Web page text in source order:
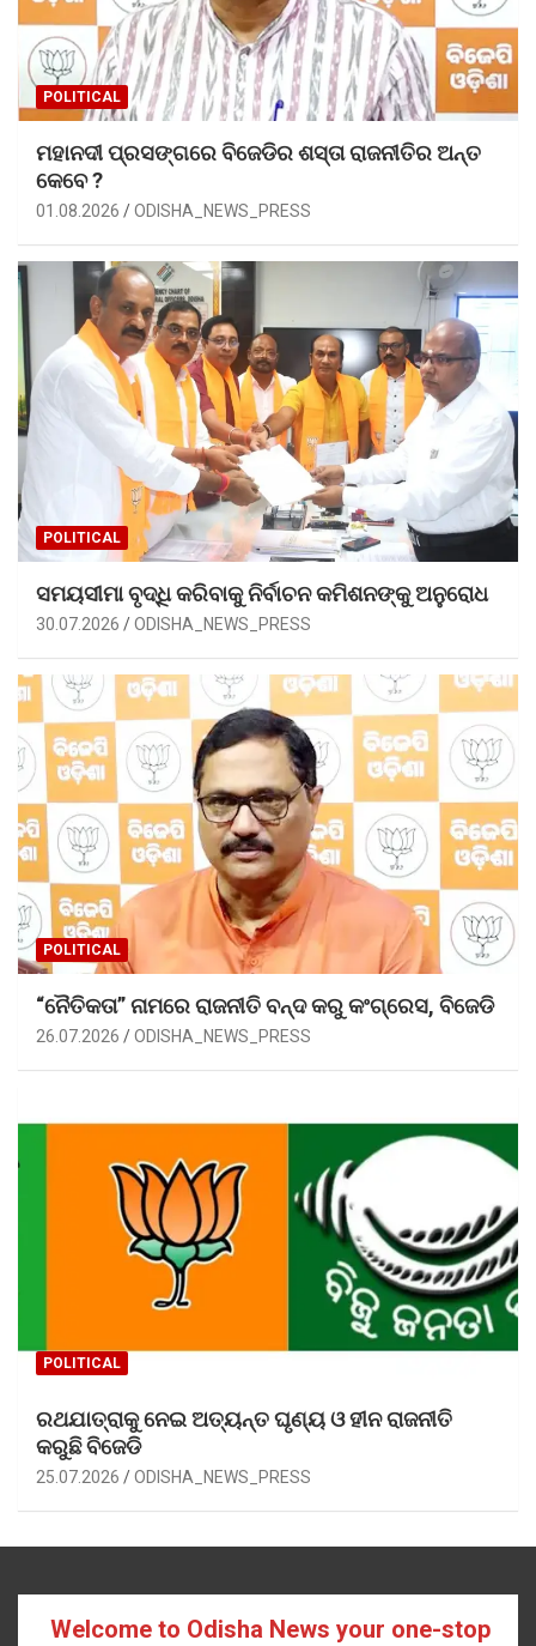
POLITICAL
ମହାନଦୀ ପ୍ରସଙ୍ଗରେ ବିଜେଡିର ଶସ୍ତା ରାଜନୀତିର ଅନ୍ତ
କେବେ ?
01.08.2026 ODISHA_NEWS_PRESS
POLITICAL
ସମୟସୀମା ବୃଦ୍ଧି କରିବାକୁ ନିର୍ବାଚନ କମିଶନଙ୍କୁ ଅନୁରୋଧ
30.07.2026 ODISHA_NEWS_PRESS
POLITICAL
“ନୈତିକତା” ନାମରେ ରାଜନୀତି ବନ୍ଦ କରୁ କଂଗ୍ରେସ, ବିଜେଡି
26.07.2026 ODISHA_NEWS_PRESS
POLITICAL
ରଥଯାତ୍ରାକୁ ନେଇ ଅତ୍ୟନ୍ତ ଘୃଣ୍ୟ ଓ ହୀନ ରାଜନୀତି
କରୁଛି ବିଜେଡି
25.07.2026 ODISHA_NEWS_PRESS
Welcome to Odisha News your one-stop